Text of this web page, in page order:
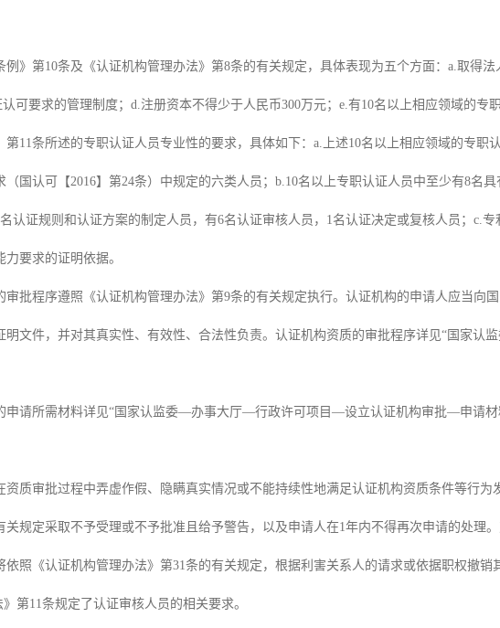
》第10条及《认证机构管理办法》第8条的有关规定，具体表现为五个方面：a.取得
可要求的管理制度；d.注册资本不得少于人民币300万元；e.有10名以上相应领域的专职
11条所述的专职认证人员专业性的要求，具体如下：a.上述10名以上相应领域的专职
国认可【2016】第24条）中规定的六类人员；b.10名以上专职认证人员中至少有8名
认证规则和认证方案的制定人员，有6名认证审核人员，1名认证决定或复核人员；c.
要求的证明依据。
批程序遵照《认证机构管理办法》第9条的有关规定执行。认证机构的申请人应当向
明文件，并对其真实性、有效性、合法性负责。认证机构资质的审批程序详见“国家认
申请所需材料详见“国家认监委—办事大厅—行政许可项目—设立认证机构审批—申请
质审批过程中弄虚作假、隐瞒真实情况或不能持续性地满足认证机构资质条件等行为
关规定采取不予受理或不予批准且给予警告，以及申请人在1年内不得再次申请的处理
照《认证机构管理办法》第31条的有关规定，根据利害关系人的请求或依据职权撤销
第11条规定了认证审核人员的相关要求。